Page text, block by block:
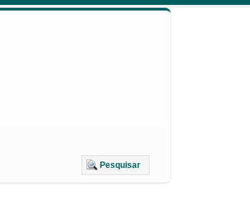
Pesquisar